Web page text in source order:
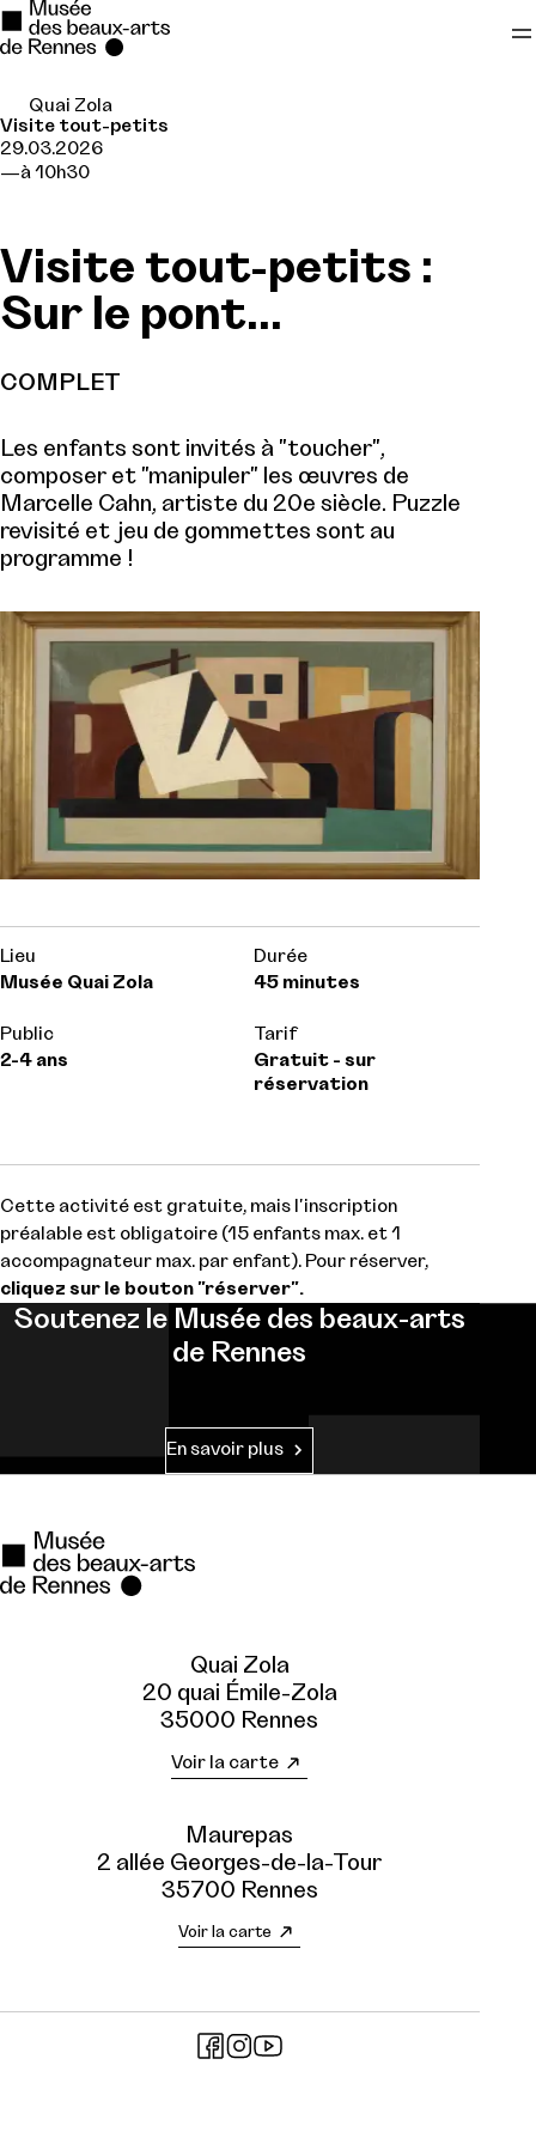
Se rendre au
Contenu principal
Quai Zola
Visite tout-petits
29.03.2026
à 10h30
Visite tout-petits :
Sur le pont...
COMPLET
Les enfants sont invités à "toucher",
composer et "manipuler" les œuvres de
Marcelle Cahn, artiste du 20e siècle. Puzzle
revisité et jeu de gommettes sont au
programme !
Lieu
Musée Quai Zola
Durée
45 minutes
Public
2-4 ans
Tarif
Gratuit - sur
réservation
Cette activité est gratuite, mais l'inscription
préalable est obligatoire (15 enfants max. et 1
accompagnateur max. par enfant). Pour réserver,
cliquez sur le bouton "réserver".
Soutenez le Musée des beaux-arts
de Rennes
En savoir plus
Quai Zola
20 quai Émile-Zola
35000 Rennes
Voir la carte
Maurepas
2 allée Georges-de-la-Tour
35700 Rennes
Voir la carte